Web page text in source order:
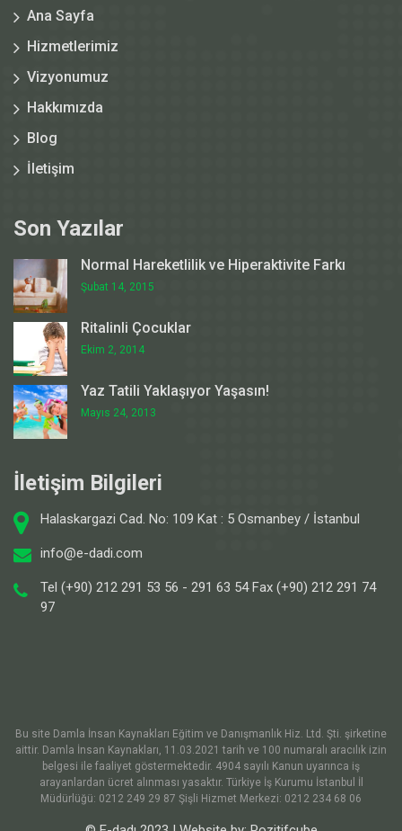
Ana Sayfa
Hizmetlerimiz
Vizyonumuz
Hakkımızda
Blog
İletişim
Son Yazılar
Normal Hareketlilik ve Hiperaktivite Farkı
Şubat 14, 2015
Ritalinli Çocuklar
Ekim 2, 2014
Yaz Tatili Yaklaşıyor Yaşasın!
Mayıs 24, 2013
İletişim Bilgileri
Halaskargazi Cad. No: 109 Kat : 5 Osmanbey / İstanbul
info@e-dadi.com
Tel (+90) 212 291 53 56 - 291 63 54 Fax (+90) 212 291 74
97
Bu site Damla İnsan Kaynakları Eğitim ve Danışmanlık Hiz. Ltd. Şti. şirketine
aittir. Damla İnsan Kaynakları, 11.03.2021 tarih ve 100 numaralı aracılık izin
belgesi ile faaliyet göstermektedir. 4904 sayılı Kanun uyarınca iş
arayanlardan ücret alınması yasaktır. Türkiye İş Kurumu İstanbul İl
Müdürlüğü: 0212 249 29 87 Şişli Hizmet Merkezi: 0212 234 68 06